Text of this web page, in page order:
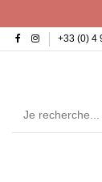
+33 (0) 4